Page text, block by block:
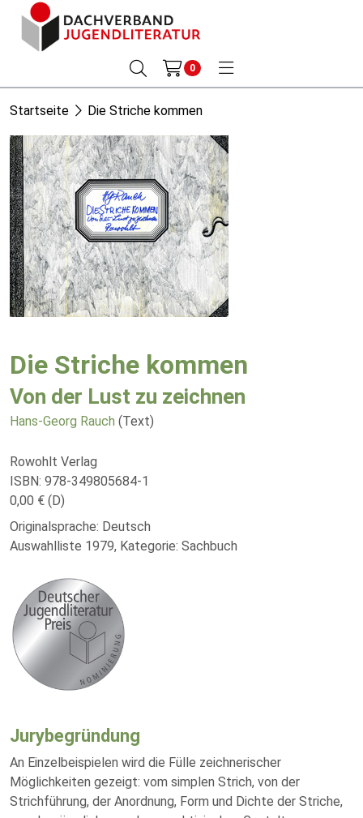
0
Startseite Die Striche kommen
Die Striche kommen
Von der Lust zu zeichnen
Hans-Georg Rauch (Text)
Rowohlt Verlag
ISBN: 978-349805684-1
0,00 € (D)
Originalsprache: Deutsch
Auswahlliste 1979, Kategorie: Sachbuch
Jurybegründung
An Einzelbeispielen wird die Fülle zeichnerischer
Möglichkeiten gezeigt: vom simplen Strich, von der
Strichführung, der Anordnung, Form und Dichte der Striche,